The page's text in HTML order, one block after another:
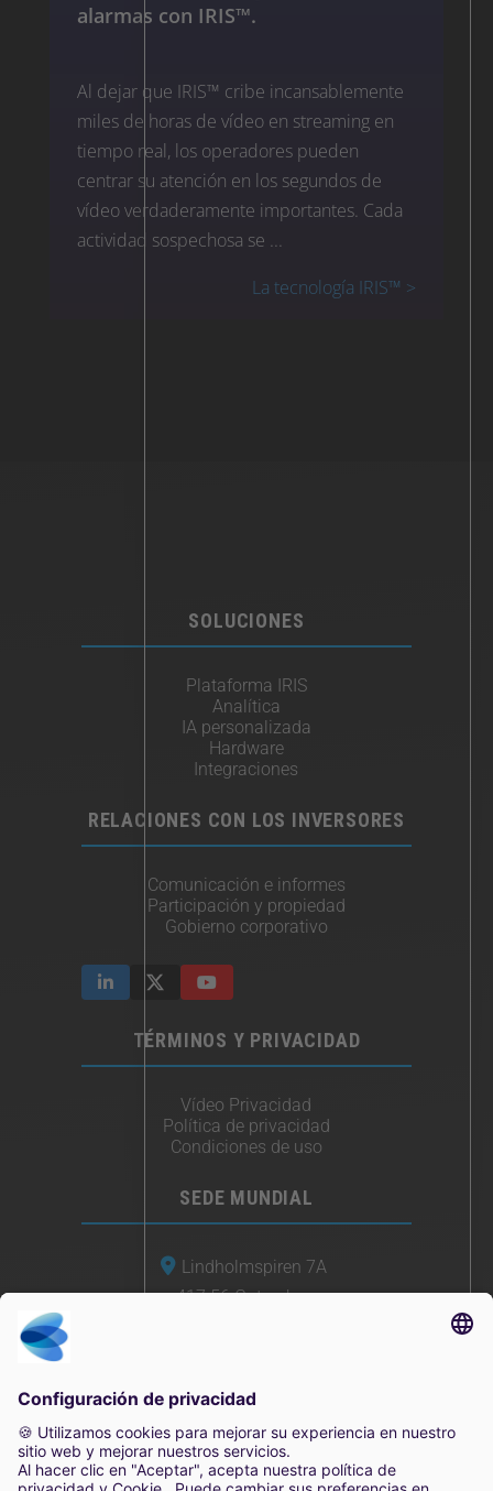
alarmas con IRIS™.
Al dejar que IRIS™ cribe incansablemente
miles de horas de vídeo en streaming en
tiempo real, los operadores pueden
centrar su atención en los segundos de
vídeo verdaderamente importantes. Cada
actividad sospechosa se ...
La tecnología IRIS™ >
SOLUCIONES
Plataforma IRIS
Analítica
IA personalizada
Hardware
Integraciones​
RELACIONES CON LOS INVERSORES
Comunicación e informes
Participación y propiedad
Gobierno corporativo
TÉRMINOS Y PRIVACIDAD
Vídeo Privacidad
Política de privacidad
Condiciones de uso
SEDE MUNDIAL
Lindholmspiren 7A
417 56 Gotemburgo
2025 Irisity AB. Todos los derechos reservados.